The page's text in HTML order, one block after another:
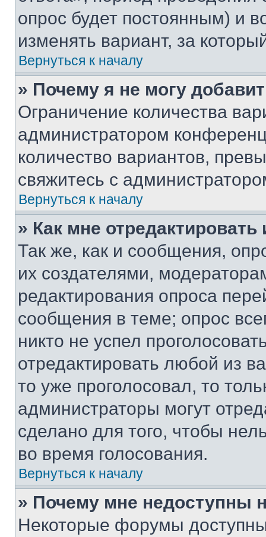
опрос будет постоянным) и
изменять вариант, за
Вернуться к началу
» Почему я не могу
Ограничение количества
администратором
количество вариантов,
свяжитесь с
Вернуться к началу
» Как мне
Так же, как и сообщения,
их создателями,
редактирования опроса
сообщения в теме; опрос
никто не успел
отредактировать любой из
то уже проголосовал, то
администраторы могут
сделано для того, чтобы
во время голосования.
Вернуться к началу
» Почему мне недоступны
Некоторые форумы